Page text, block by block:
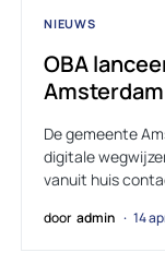
NIEUWS
OBA
De gemeente
digitale
vanuit huis
door admin 14